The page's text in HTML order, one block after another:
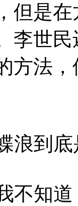
但是
李世
方法
浪到底
不知道